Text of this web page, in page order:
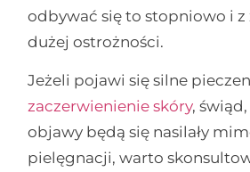
odbywać się to stopniowo i
dużej ostrożności.
Jeżeli pojawi się silne
zaczerwienienie skóry,
objawy będą się nasilały
pielęgnacji, warto